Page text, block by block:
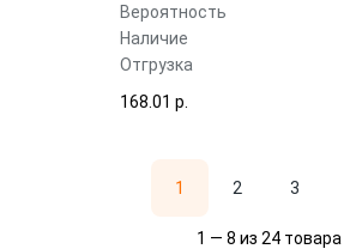
Вероятность
Наличие
Отгрузка
168.01 p.
1 2 3
1 — 8 из 24 товара